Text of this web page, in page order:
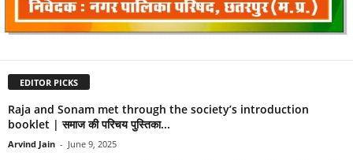
EDITOR PICKS
Raja and Sonam met through the society’s introduction
booklet | समाज की परिचय पुस्तिका...
Arvind Jain - June 9, 2025